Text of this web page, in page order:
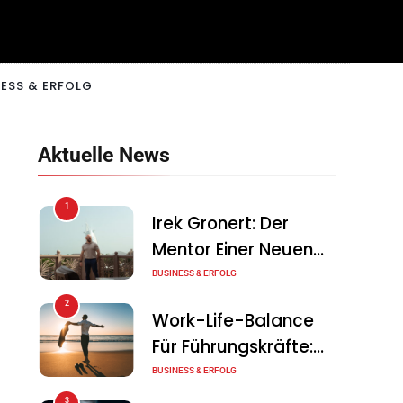
& ERFOLG
Aktuelle News
1
Irek Gronert: Der
Mentor Einer Neuen
Generation Von
BUSINESS & ERFOLG
2
Work-Life-Balance
Für Führungskräfte:
Illusion Oder Echte
BUSINESS & ERFOLG
3